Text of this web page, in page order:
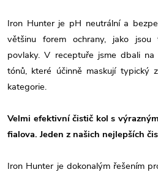
Iron Hunter je pH neutrální a
většinu forem ochrany, jako
povlaky. V receptuře jsme dbali
tónů, které účinně maskují typický
kategorie.
Velmi efektivní čistič kol s
fialova. Jeden z našich nejlepších
Iron Hunter je dokonalým řešením